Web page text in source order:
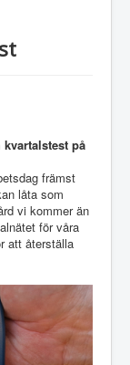
på
främst
låta som
vi kommer än
för våra
att återställa